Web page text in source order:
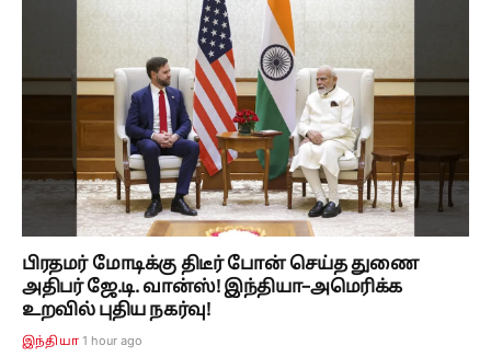
பிரதமர் மோடிக்கு திடீர் போன் செய்த துணை
அதிபர் ஜே.டி. வான்ஸ்! இந்தியா–அமெரிக்க
உறவில் புதிய நகர்வு!
இந்தியா 1 hour ago